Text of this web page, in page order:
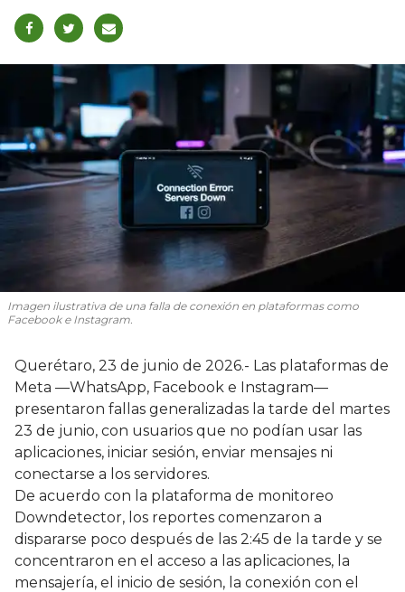
Imagen ilustrativa de una falla de conexión en plataformas como
Facebook e Instagram.
Querétaro, 23 de junio de 2026.- Las plataformas de
Meta —WhatsApp, Facebook e Instagram—
presentaron fallas generalizadas la tarde del martes
23 de junio, con usuarios que no podían usar las
aplicaciones, iniciar sesión, enviar mensajes ni
conectarse a los servidores.
De acuerdo con la plataforma de monitoreo
Downdetector, los reportes comenzaron a
dispararse poco después de las 2:45 de la tarde y se
concentraron en el acceso a las aplicaciones, la
mensajería, el inicio de sesión, la conexión con el